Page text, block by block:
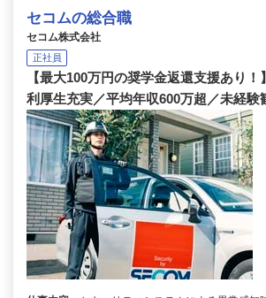
セコムの総合職
セコム株式会社
正社員
【最大100万円の奨学金返還支援あり
利厚生充実／平均年収600万超／未経験